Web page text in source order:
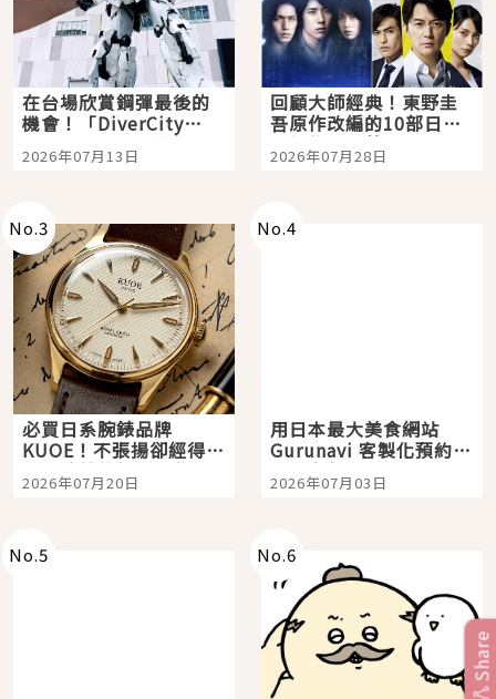
在台場欣賞鋼彈最後的
機會！「DiverCity
Tokyo Plaza」搭船、
購物、美食及夜景，一
2026年07月13日
回顧大師經典！東野圭
吾原作改編的10部日本
影視作品推薦
2026年07月28日
No.3
必買日系腕錶品牌
KUOE！不張揚卻經得起
時間洗鍊的經典之作五
選
2026年07月20日
No.4
用日本最大美食網站
Gurunavi 客製化預約九
大都市餐廳，打造專屬
美食體驗！
2026年07月03日
No.5 No.6
Share